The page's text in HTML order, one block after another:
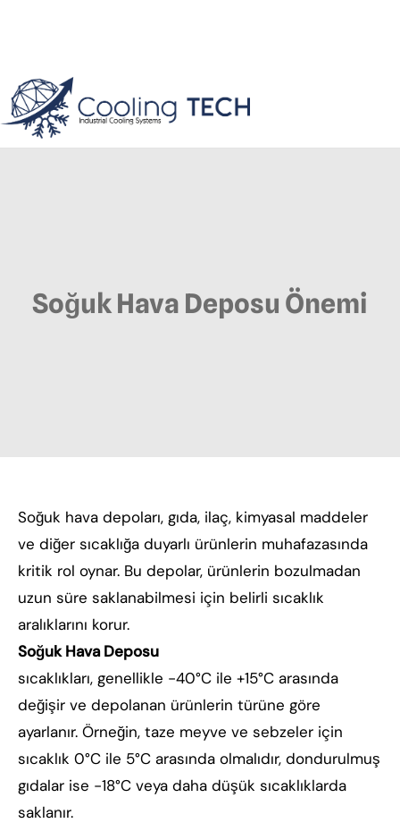
Soğuk Hava Deposu Önemi
Soğuk hava depoları, gıda, ilaç, kimyasal maddeler
ve diğer sıcaklığa duyarlı ürünlerin muhafazasında
kritik rol oynar. Bu depolar, ürünlerin bozulmadan
uzun süre saklanabilmesi için belirli sıcaklık
aralıklarını korur.
Soğuk Hava Deposu
sıcaklıkları, genellikle -40°C ile +15°C arasında
değişir ve depolanan ürünlerin türüne göre
ayarlanır. Örneğin, taze meyve ve sebzeler için
sıcaklık 0°C ile 5°C arasında olmalıdır, dondurulmuş
gıdalar ise -18°C veya daha düşük sıcaklıklarda
saklanır.